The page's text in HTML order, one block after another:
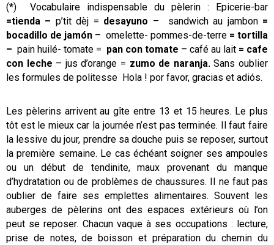
(*) Vocabulaire indispensable du pèlerin : Epicerie-bar
=tienda – p’tit dèj = desayuno – sandwich au jambon=
bocadillo de jamón – omelette- pommes-de-terre = tortilla
– pain huilé- tomate = pan con tomate – café au lait = cafe
con leche – jus d’orange = zumo de naranja.Sans oublier
les formules de politesse Hola ! por favor, gracias et adiós.
Les pèlerins arrivent au gîte entre 13 et 15 heures. Le plus
tôt est le mieux car la journée n’est pas terminée. Il faut faire
la lessive du jour, prendre sa douche puis se reposer, surtout
la première semaine. Le cas échéant soigner ses ampoules
ou un début de tendinite, maux provenant du manque
d’hydratation ou de problèmes de chaussures. Il ne faut pas
oublier de faire ses emplettes alimentaires. Souvent les
auberges de pèlerins ont des espaces extérieurs où l’on
peut se reposer. Chacun vaque à ses occupations : lecture,
prise de notes, de boisson et préparation du chemin du